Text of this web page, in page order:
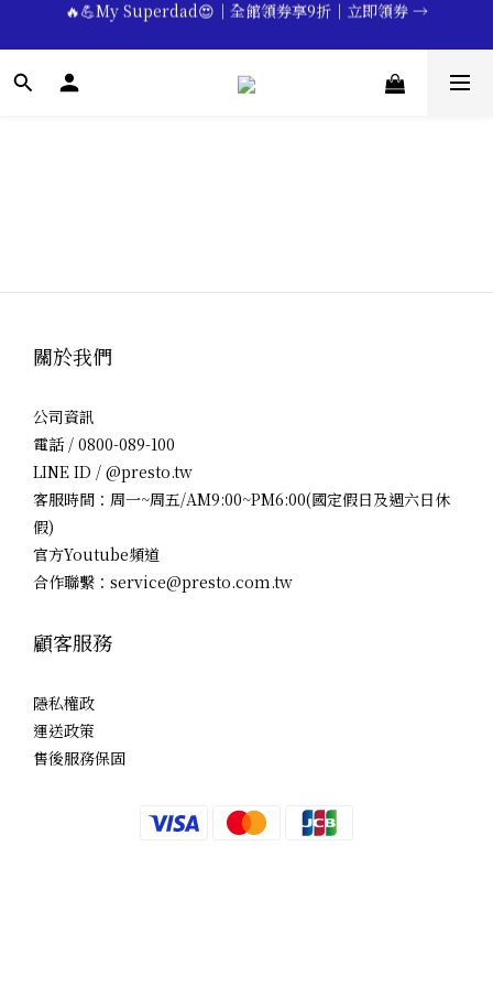
🔥💪My Superdad😍｜全館領券享9折｜立即領券 →
🔥💪My Superdad😍｜全館領券享9折｜立即領券 →
關於我們
公司資訊
電話 / 0800-089-100
LINE ID / @presto.tw
客服時間：周一~周五/AM9:00~PM6:00(國定假日及週六日休
假)
官方Youtube頻道
合作聯繫：service@presto.com.tw
顧客服務
隱私權政
運送政策
售後服務保固